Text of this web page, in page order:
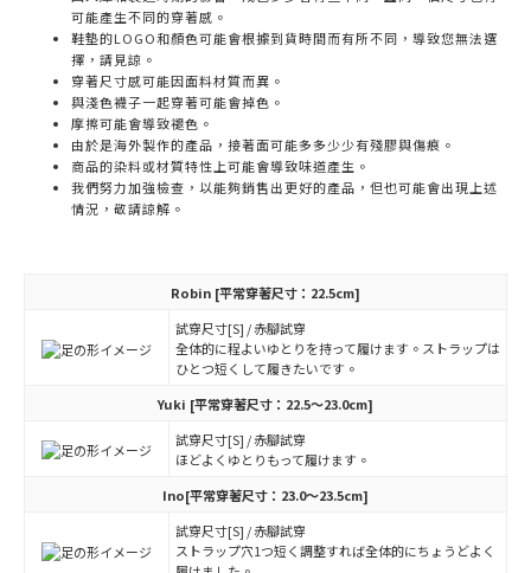
可能產生不同的穿著感。
鞋墊的LOGO和顏色可能會根據到貨時間而有所不同，導致您無法選
擇，請見諒。
穿著尺寸感可能因面料材質而異。
與淺色襪子一起穿著可能會掉色。
摩擦可能會導致褪色。
由於是海外製作的產品，接著面可能多多少少有殘膠與傷痕。
商品的染料或材質特性上可能會導致味道產生。
我們努力加強檢查，以能夠銷售出更好的產品，但也可能會出現上述
情況，敬請諒解。
Robin [平常穿著尺寸：22.5cm]
試穿尺寸[S] / 赤腳試穿
全体的に程よいゆとりを持って履けます。ストラップは
ひとつ短くして履きたいです。
Yuki [平常穿著尺寸：22.5～23.0cm]
試穿尺寸[S] / 赤腳試穿
ほどよくゆとりもって履けます。
Ino[平常穿著尺寸：23.0～23.5cm]
試穿尺寸[S] / 赤腳試穿
ストラップ穴1つ短く調整すれば全体的にちょうどよく